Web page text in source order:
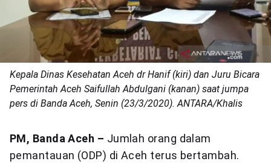
Kepala Dinas Kesehatan Aceh dr Hanif (kiri) dan Juru Bicara
Pemerintah Aceh Saifullah Abdulgani (kanan) saat jumpa
pers di Banda Aceh, Senin (23/3/2020). ANTARA/Khalis
PM, Banda Aceh – Jumlah orang dalam
pemantauan (ODP) di Aceh terus bertambah.